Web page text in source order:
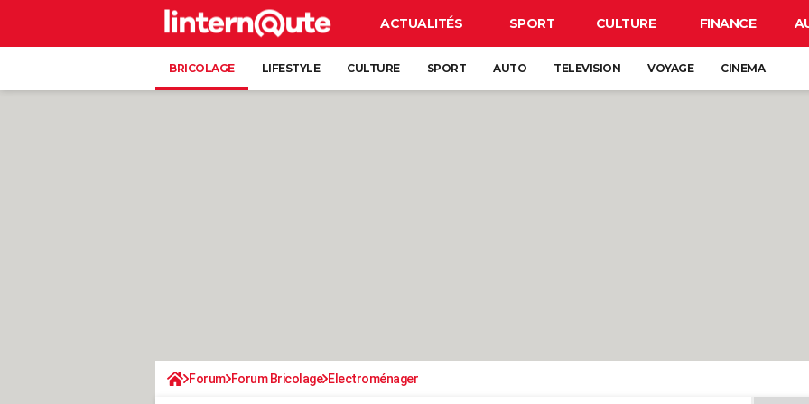
ACTUALITÉS SPORT CULTURE FINANCE
BRICOLAGE LIFESTYLE CULTURE SPORT AUTO TELEVISION VOYAGE CINEMA
Forum Forum Bricolage Electroménager